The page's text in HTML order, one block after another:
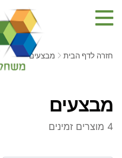
חזרה לדף הבית מבצעים
מבצעים
4 מוצרים זמינים